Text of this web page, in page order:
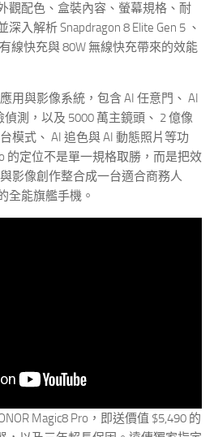
觀配色、盒裝內容、螢幕規格、耐
入解析 Snapdragon 8 Elite Gen 5 、
線快充與 80W 無線快充帶來的效能
用與影像系統，包含 AI 任意門、 AI
偵測，以及 5000 萬主鏡頭、 2 億像
模式、 AI 追色與 AI 動態照片等功
的定位不是單一規格取勝，而是把效
影像創作整合成一台適合商務人
全能旗艦手機。
Magic8 Pro，即送價值 $5,490 的